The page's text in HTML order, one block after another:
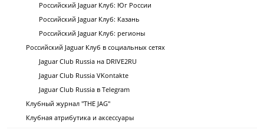
Российский Jaguar Клуб: Юг России
Российский Jaguar Клуб: Казань
Российский Jaguar Клуб: регионы
Российский Jaguar Клуб в социальных сетях
Jaguar Club Russia на DRIVE2RU
Jaguar Club Russia VKontakte
Jaguar Club Russia в Telegram
Клубный журнал "THE JAG"
Клубная атрибутика и аксессуары